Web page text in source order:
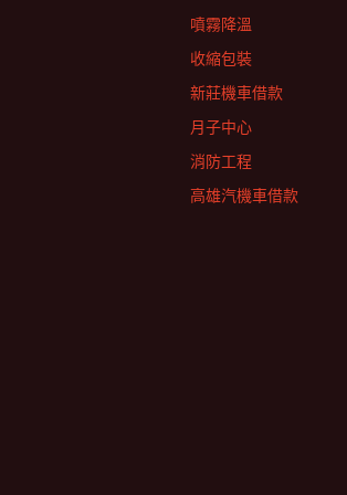
噴霧降溫
收縮包裝
新莊機車借款
月子中心
消防工程
高雄汽機車借款